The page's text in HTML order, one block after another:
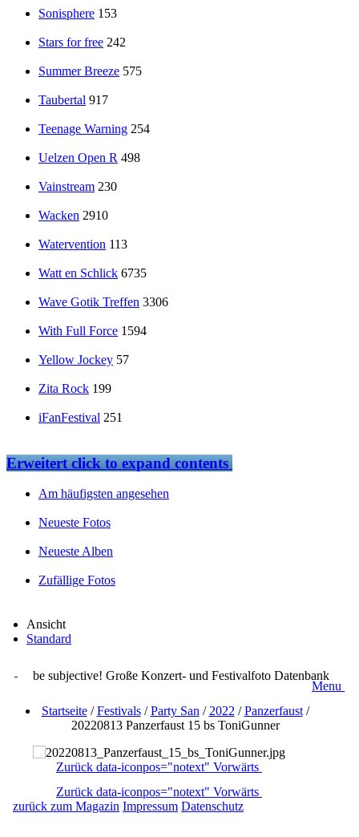
Sonisphere 153
Stars for free 242
Summer Breeze 575
Taubertal 917
Teenage Warning 254
Uelzen Open R 498
Vainstream 230
Wacken 2910
Watervention 113
Watt en Schlick 6735
Wave Gotik Treffen 3306
With Full Force 1594
Yellow Jockey 57
Zita Rock 199
iFanFestival 251
Erweitertclick to expand contents
Am häufigsten angesehen
Neueste Fotos
Neueste Alben
Zufällige Fotos
Ansicht
Standard
be subjective! Große Konzert- und Festivalfoto Datenbank
Menu
Startseite/Festivals/Party San / 2022 /Panzerfaust/
20220813 Panzerfaust 15 bs ToniGunner
Zurück data-iconpos="notext" Vorwärts
Zurück data-iconpos="notext" Vorwärts
zurück zum Magazin Impressum Datenschutz